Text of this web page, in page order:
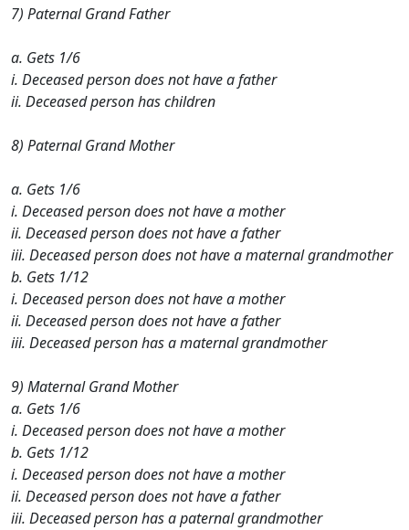
7) Paternal Grand Father
a. Gets 1/6
i. Deceased person does not have a father
ii. Deceased person has children
8) Paternal Grand Mother
a. Gets 1/6
i. Deceased person does not have a mother
ii. Deceased person does not have a father
iii. Deceased person does not have a maternal grandmother
b. Gets 1/12
i. Deceased person does not have a mother
ii. Deceased person does not have a father
iii. Deceased person has a maternal grandmother
9) Maternal Grand Mother
a. Gets 1/6
i. Deceased person does not have a mother
b. Gets 1/12
i. Deceased person does not have a mother
ii. Deceased person does not have a father
iii. Deceased person has a paternal grandmother